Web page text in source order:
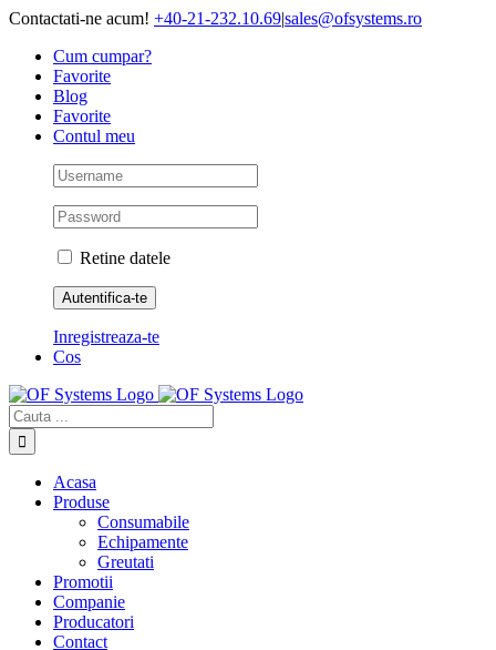
Skip
content
Contactati-ne acum! +40-21-232.10.69|sales@ofsystems.ro
Cum cumpar?
Favorite
Blog
Favorite
Contul meu
Retine datele
Inregistreaza-te
Cos
Cautare...
Acasa
Produse
Consumabile
Echipamente
Greutati
Promotii
Companie
Producatori
Contact